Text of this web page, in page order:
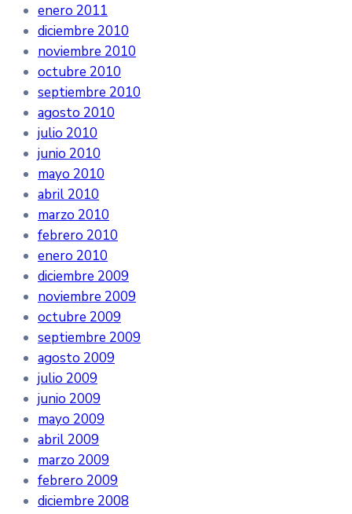
enero 2011
diciembre 2010
noviembre 2010
octubre 2010
septiembre 2010
agosto 2010
julio 2010
junio 2010
mayo 2010
abril 2010
marzo 2010
febrero 2010
enero 2010
diciembre 2009
noviembre 2009
octubre 2009
septiembre 2009
agosto 2009
julio 2009
junio 2009
mayo 2009
abril 2009
marzo 2009
febrero 2009
diciembre 2008